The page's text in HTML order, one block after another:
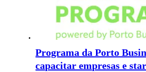
Programa da Porto
capacitar empresas e